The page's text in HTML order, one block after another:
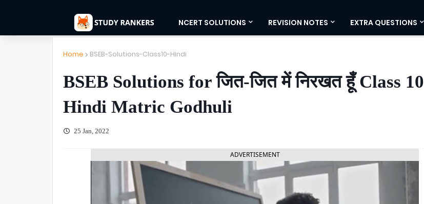
NCERT SOLUTIONS REVISION NOTES EXTRA QUESTIONS
Home BSEB-Solutions-Class10-Hindi
BSEB Solutions for जित-जित में निरखत हूँ Class 10
Hindi Matric Godhuli
25 Jan, 2022
ADVERTISEMENT